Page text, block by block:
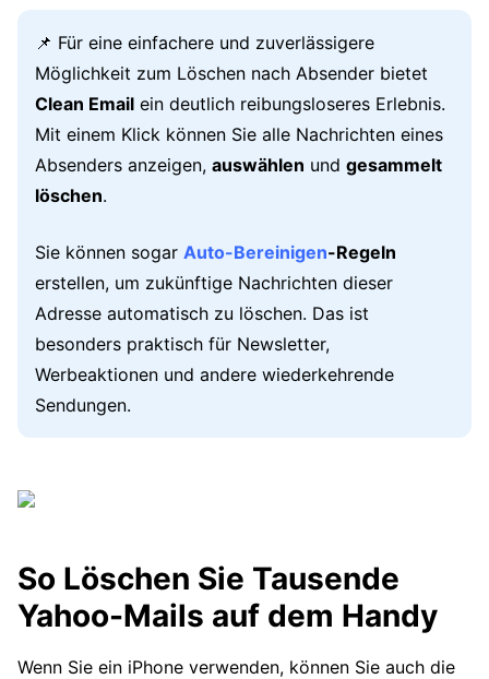
📌 Für eine einfachere und zuverlässigere
Möglichkeit zum Löschen nach Absender bietet
Clean Email ein deutlich reibungsloseres Erlebnis.
Mit einem Klick können Sie alle Nachrichten eines
Absenders anzeigen, auswählen und gesammelt
löschen.
Sie können sogar Auto-Bereinigen-Regeln
erstellen, um zukünftige Nachrichten dieser
Adresse automatisch zu löschen. Das ist
besonders praktisch für Newsletter,
Werbeaktionen und andere wiederkehrende
Sendungen.
So Löschen Sie Tausende
Yahoo-Mails auf dem Handy
Wenn Sie ein iPhone verwenden, können Sie auch die